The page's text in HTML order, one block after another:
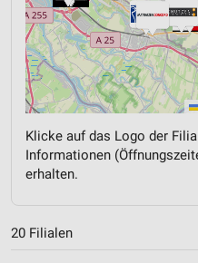
Klicke auf das Logo der
Informationen
erhalten.
20 Filialen